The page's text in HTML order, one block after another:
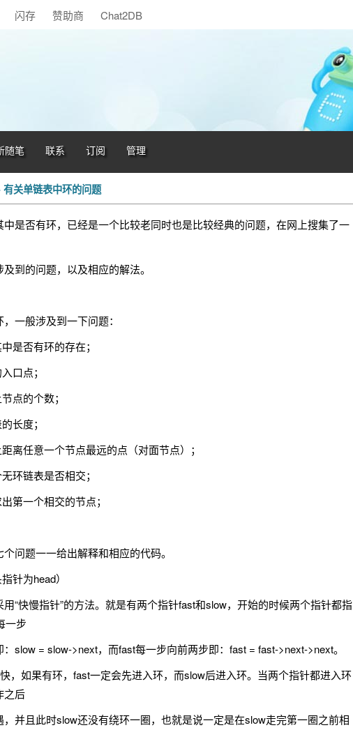
闪存 赞助商 Chat2DB
随笔 联系 订阅 管理
关单链表中环的问题
是否有环，已经是一个比较老同时也是比较经典的问题，在网上搜集了一
到的问题，以及相应的解法。
一般涉及到一下问题：
是否有环的存在；
口点；
点的个数；
长度；
离任意一个节点最远的点（对面节点）；
环链表是否相交；
第一个相交的节点；
问题一一给出解释和相应的代码。
针为head）
“快慢指针”的方法。就是有两个指针fast和slow，开始的时候两个指针都指
一步
slow = slow->next，而fast每一步向前两步即：fast = fast->next->next。
，如果有环，fast一定会先进入环，而slow后进入环。当两个指针都进入环
之后
并且此时slow还没有绕环一圈，也就是说一定是在slow走完第一圈之前相